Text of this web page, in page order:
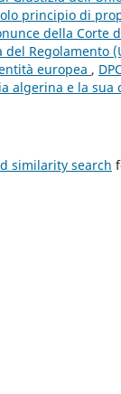
principio di
della Corte
Regolamento
europea ,
algerina e la sua
similarity search